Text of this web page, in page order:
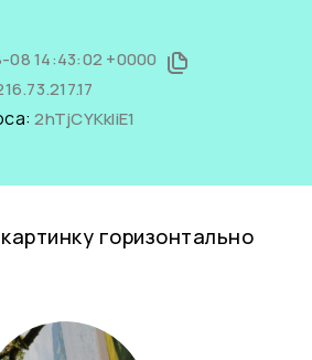
14:43:02 +0000
2hTjCYKkIiE1
горизонтально